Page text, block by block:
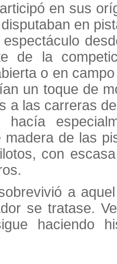
en sus
en
de la
o en
un toque de
a las carreras
madera de las
con
a
se tratase.
haciendo